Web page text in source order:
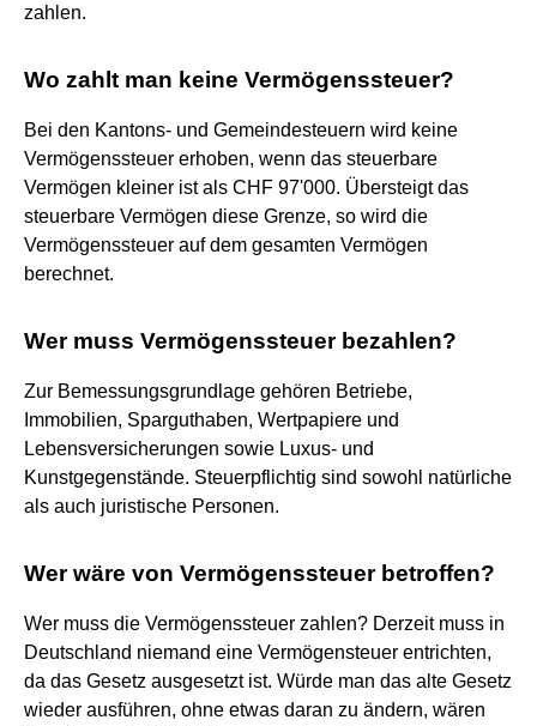
zahlen.
Wo zahlt man keine Vermögenssteuer?
Bei den Kantons- und Gemeindesteuern wird keine
Vermögenssteuer erhoben, wenn das steuerbare
Vermögen kleiner ist als CHF 97'000. Übersteigt das
steuerbare Vermögen diese Grenze, so wird die
Vermögenssteuer auf dem gesamten Vermögen
berechnet.
Wer muss Vermögenssteuer bezahlen?
Zur Bemessungsgrundlage gehören Betriebe,
Immobilien, Sparguthaben, Wertpapiere und
Lebensversicherungen sowie Luxus- und
Kunstgegenstände. Steuerpflichtig sind sowohl natürliche
als auch juristische Personen.
Wer wäre von Vermögenssteuer betroffen?
Wer muss die Vermögenssteuer zahlen? Derzeit muss in
Deutschland niemand eine Vermögensteuer entrichten,
da das Gesetz ausgesetzt ist. Würde man das alte Gesetz
wieder ausführen, ohne etwas daran zu ändern, wären